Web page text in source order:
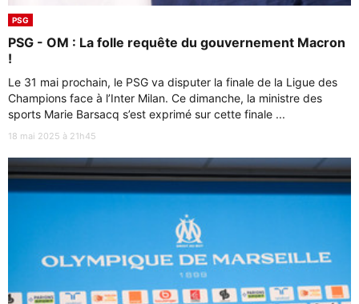
PSG
PSG - OM : La folle requête du gouvernement Macron
!
Le 31 mai prochain, le PSG va disputer la finale de la Ligue des
Champions face à l’Inter Milan. Ce dimanche, la ministre des
sports Marie Barsacq s’est exprimé sur cette finale ...
18 mai 2025 à 21h45